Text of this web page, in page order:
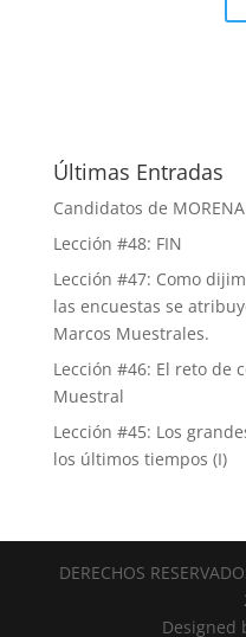
Últimas Entradas
Candidatos de
Lección #48: FIN
Lección #47: Como
las encuestas se
Marcos Muestrales.
Lección #46: El reto de
Muestral
Lección #45: Los
los últimos tiempos (I)
DERECHOS
Designed